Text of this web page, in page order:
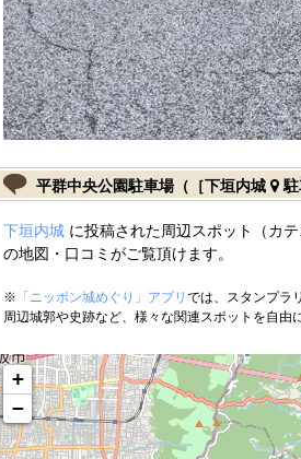
平群中央公園駐車場（［下垣内城 駐
下垣内城に投稿された周辺スポット（カテ
の地図・口コミがご覧頂けます。
※ 「ニッポン城めぐり」アプリ では、スタンプラ
周辺城郭や史跡など、様々な関連スポットを自由
+
−